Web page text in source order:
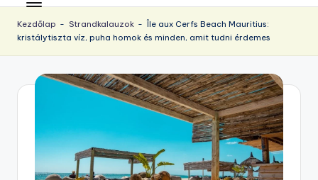
u
ri
ti
s.
az
örökös
napsütés!
Kezdőlap - Strandkalauzok - Île aux Cerfs Beach Mauritius:
kristálytiszta víz, puha homok és minden, amit tudni érdemes